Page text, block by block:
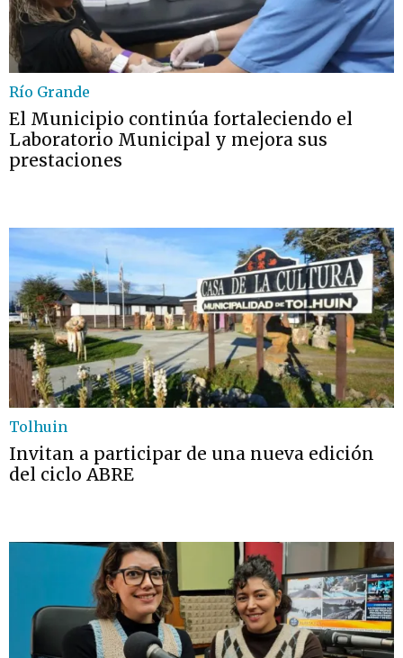
Río Grande
El Municipio continúa fortaleciendo el
Laboratorio Municipal y mejora sus
prestaciones
Tolhuin
Invitan a participar de una nueva edición
del ciclo ABRE